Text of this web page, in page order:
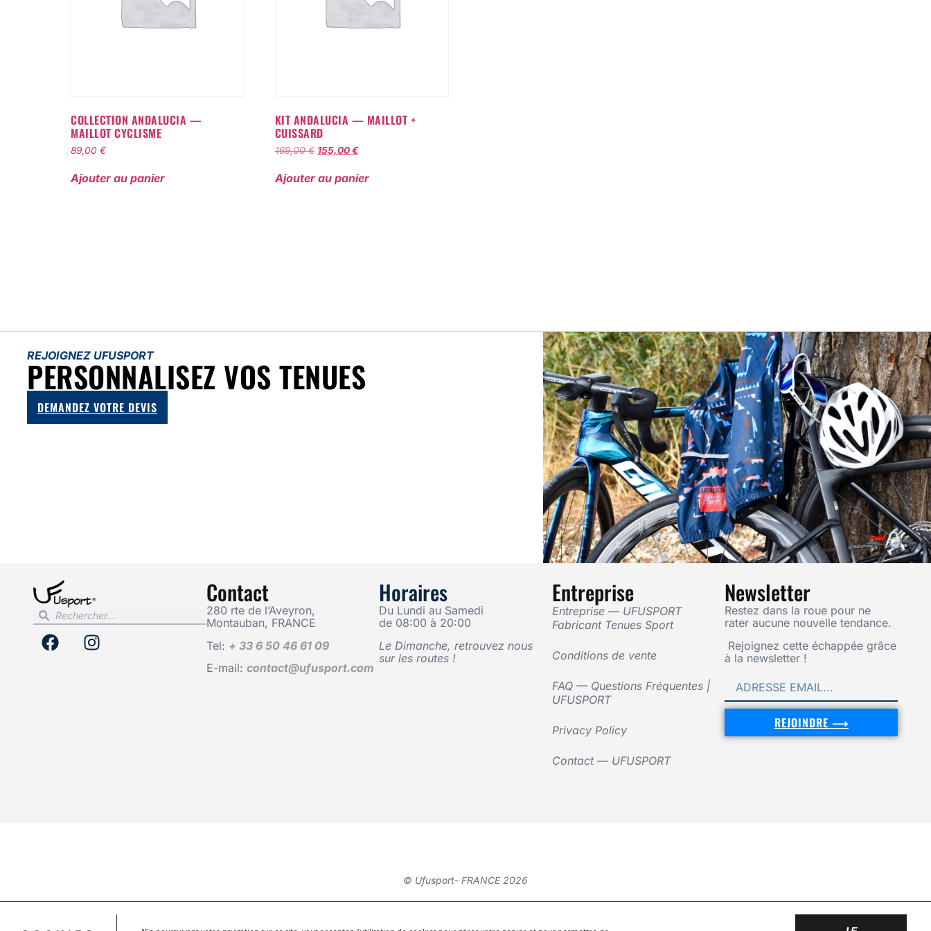
COLLECTION ANDALUCIA —
MAILLOT CYCLISME
89,00 €
Ajouter au panier
KIT ANDALUCIA — MAILLOT +
CUISSARD
169,00€ 155,00€
Ajouter au panier
REJOIGNEZ UFUSPORT
PERSONNALISEZ VOS TENUES
DEMANDEZ VOTRE DEVIS
Contact
280 rte de l’Aveyron,
Montauban, FRANCE
Tel: + 33 6 50 46 61 09
E-mail: contact@ufusport.com
Horaires
Du Lundi au Samedi
de 08:00 à 20:00
Le Dimanche, retrouvez nous
sur les routes !
Entreprise
Entreprise — UFUSPORT
Fabricant Tenues Sport
Conditions de vente
FAQ — Questions Fréquentes |
UFUSPORT
Privacy Policy
Contact — UFUSPORT
Newsletter
Restez dans la roue pour ne
rater aucune nouvelle tendance.
Rejoignez cette échappée grâce
à la newsletter !
REJOINDRE ⟶
© Ufusport- FRANCE 2026